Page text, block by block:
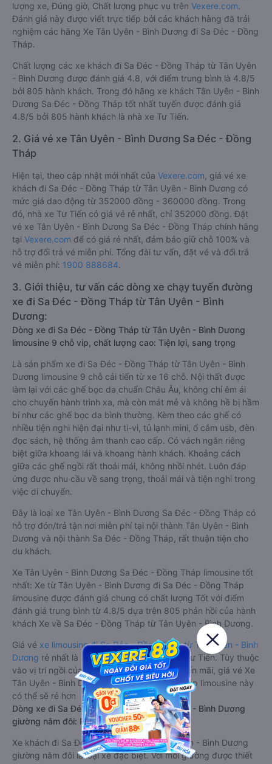
lượng xe, Đúng giờ, Chất lượng phục vụ trên Vexere.com.
Đánh giá này được viết trực tiếp bởi các khách hàng đã trải
nghiệm các hãng Xe Tân Uyên - Bình Dương đi Sa Đéc - Đồng
Tháp.
Chất lượng các xe khách đi Sa Đéc - Đồng Tháp từ Tân Uyên
- Bình Dương được đánh giá 4.8, với điểm trung bình là 4.8/5
bởi 805 hành khách. Trong đó hãng xe khách Tân Uyên - Bình
Dương Sa Đéc - Đồng Tháp tốt nhất tuyến được đánh giá
4.8/5 bởi 805 hành khách là nhà xe Tư Tiến.
2. Giá vé xe Tân Uyên - Bình Dương Sa Đéc - Đồng
Tháp
Hiện tại, theo cập nhật mới nhất của Vexere.com , giá vé xe
khách đi Sa Đéc - Đồng Tháp từ Tân Uyên - Bình Dương có
mức giá dao động từ 352000 đồng - 360000 đồng. Trong
đó, nhà xe Tư Tiến có giá vé rẻ nhất, chỉ 352000 đồng. Đặt
vé xe Tân Uyên - Bình Dương Sa Đéc - Đồng Tháp chính hãng
tại Vexere.com để có giá rẻ nhất, đảm bảo giữ chỗ 100% và
hỗ trợ đổi trả vé miễn phí. Tổng đài tư vấn, đặt vé và đổi trả
vé miễn phí: 1900 888684.
3. Giới thiệu, tư vấn các dòng xe chạy tuyến đường
xe đi Sa Đéc - Đồng Tháp từ Tân Uyên - Bình
Dương:
Dòng xe đi Sa Đéc - Đồng Tháp từ Tân Uyên - Bình Dương
limousine 9 chỗ vip, chất lượng cao: Tiện lợi, sang trọng
Là sản phẩm xe đi Sa Đéc - Đồng Tháp từ Tân Uyên - Bình
Dương limousine 9 chỗ cải tiến từ xe 16 chỗ. Nội thất được
làm lại với các ghế bọc da chuẩn Châu Âu, không chỉ êm ái
cho chuyến hành trình xa, mà còn mát mẻ và không hề bị hầm
bí như các ghế bọc da bình thường. Kèm theo các ghế có
nhiều tiện nghi hiện đại như ti-vi, tủ lạnh mini, ổ cắm usb, đèn
đọc sách, hệ thống âm thanh cao cấp. Có vách ngăn riêng
biệt giữa khoang lái và khoang hành khách. Khoảng cách
giữa các ghế ngồi rất thoải mái, không nhồi nhét. Luôn đáp
ứng được nhu cầu về sang trọng, thoải mái và tiện nghi trong
việc di chuyển.
Đây là loại xe Tân Uyên - Bình Dương Sa Đéc - Đồng Tháp có
hỗ trợ đón/trả tận nơi miễn phí tại nội thành Tân Uyên - Bình
Dương và nội thành Sa Đéc - Đồng Tháp, rất thuận tiện cho
du khách.
Xe Tân Uyên - Bình Dương Sa Đéc - Đồng Tháp limousine tốt
nhất: Xe từ Tân Uyên - Bình Dương đi Sa Đéc - Đồng Tháp
limousine được đánh giá chung có chất lượng Tốt với điểm
đánh giá trung bình từ 4.8/5 dựa trên 805 phản hồi của hành
khách Xe về Sa Đéc - Đồng Tháp từ Tân Uyên - Bình Dương.
Giá vé xe limousine đi Sa Đéc - Đồng Tháp từ Tân Uyên - Bình
Dương rẻ nhất là 352000VND của hãng xe Tư Tiến. Tùy thuộc
vào vị trí ngồi của bạn và chương trình khuyến mãi, giá vé Xe
Tân Uyên - Bình Dương đi Sa Đéc - Đồng Tháp limousine này
có thể sẽ rẻ hơn
Dòng xe đi Sa Đéc - Đồng Tháp từ Tân Uyên - Bình Dương
giường nằm đôi: Riêng tư, đầy đủ tiện nghi
Xe khách đi Sa Đéc - Đồng Tháp từ Tân Uyên - Bình Dương
giường nằm đôi là loại xe đặc biệt. Với mỗi giường được thiết